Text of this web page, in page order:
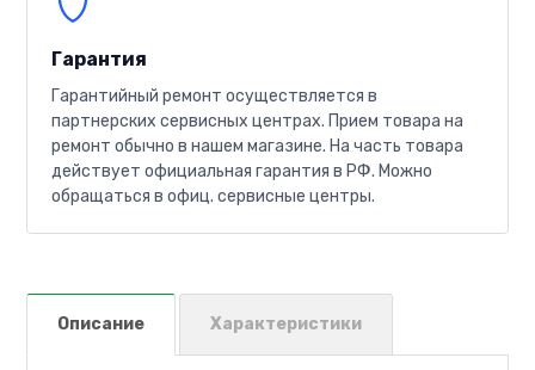
Гарантия
Гарантийный ремонт осуществляется в
партнерских сервисных центрах. Прием товара на
ремонт обычно в нашем магазине. На часть товара
действует официальная гарантия в РФ. Можно
обращаться в офиц. сервисные центры.
Описание Характеристики